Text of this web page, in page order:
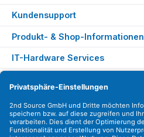
Kundensupport
Produkt- & Shop-Informationen
IT-Hardware Services
Versandarten
Zahlungsarten